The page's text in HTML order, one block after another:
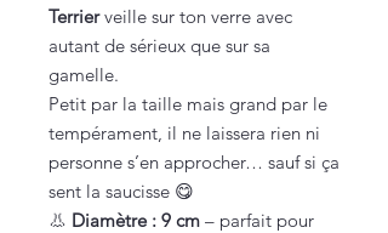
Terrierveille sur ton verre avec
autant de sérieux que sur sa
gamelle.
Petit par la taille mais grand par le
tempérament, il ne laissera rien ni
personne s’en approcher… sauf si ça
sent la saucisse 😋
👃 Diamètre : 9 cm – parfait pour